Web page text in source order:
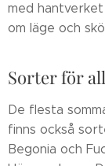
med
om läge och
Sorter för
De flesta
finns också
Begonia och